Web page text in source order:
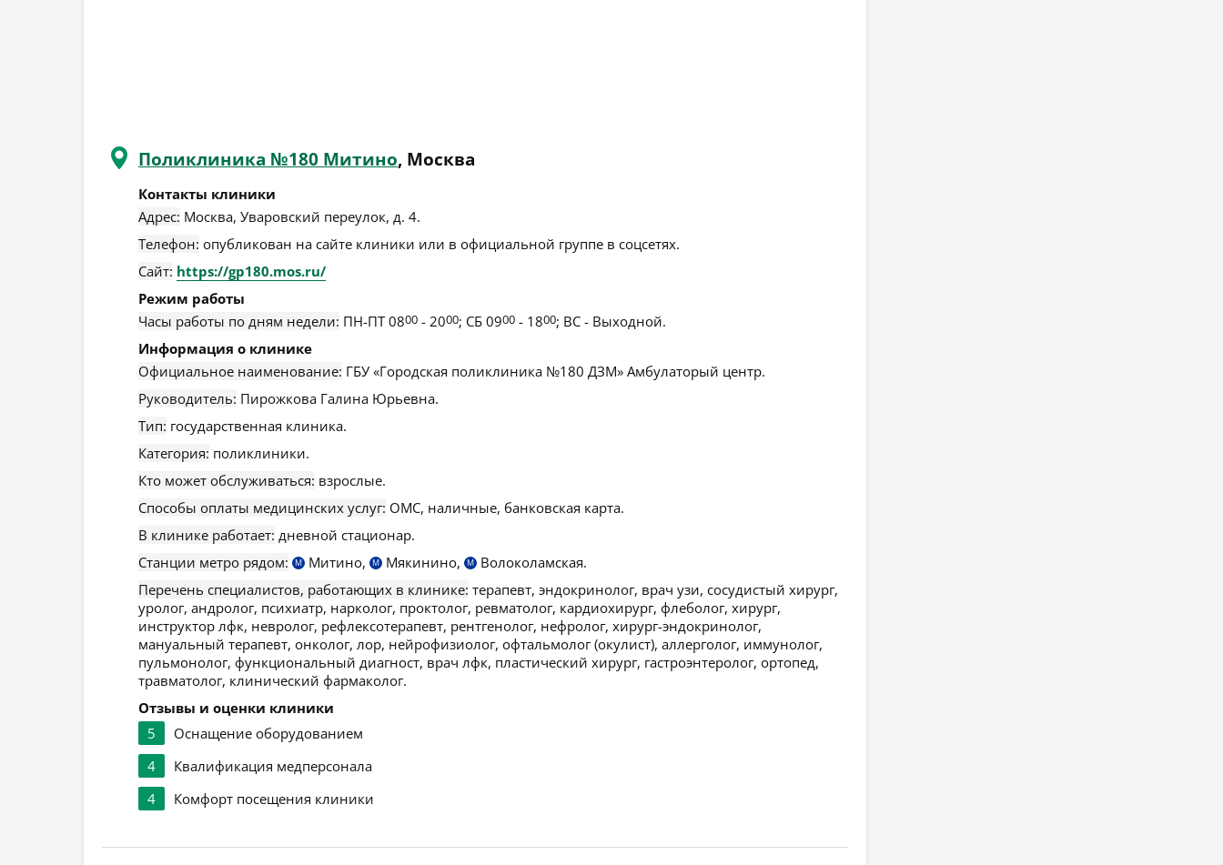
Поликлиника №180 Митино, Москва
Контакты клиники
Адрес: Москва, Уваровский переулок, д. 4.
Телефон: опубликован на сайте клиники или в официальной группе в соцсетях.
Сайт: https://gp180.mos.ru/
Режим работы
Часы работы по дням недели: ПН-ПТ 0800 - 2000; СБ 0900 - 1800; ВС - Выходной.
Информация о клинике
Официальное наименование: ГБУ «Городская поликлиника №180 ДЗМ» Амбулаторый центр.
Руководитель: Пирожкова Галина Юрьевна.
Тип: государственная клиника.
Категория: поликлиники.
Кто может обслуживаться: взрослые.
Способы оплаты медицинских услуг: ОМС, наличные, банковская карта.
В клинике работает: дневной стационар.
Станции метро рядом:
М Митино, М Мякинино, М
Волоколамская.
Перечень специалистов, работающих в клинике: терапевт, эндокринолог, врач узи, сосудистый хирург,
уролог, андролог, психиатр, нарколог, проктолог, ревматолог, кардиохирург, флеболог, хирург,
инструктор лфк, невролог, рефлексотерапевт, рентгенолог, нефролог, хирург-эндокринолог,
мануальный терапевт, онколог, лор, нейрофизиолог, офтальмолог (окулист), аллерголог, иммунолог,
пульмонолог, функциональный диагност, врач лфк, пластический хирург, гастроэнтеролог, ортопед,
травматолог, клинический фармаколог.
Отзывы и оценки клиники
5
Оснащение оборудованием
4
Квалификация медперсонала
4
Комфорт посещения клиники